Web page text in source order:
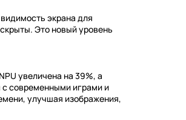
экрана для
Это новый уровень
увеличена на 39%, а
с современными играми и
улучшая изображения,